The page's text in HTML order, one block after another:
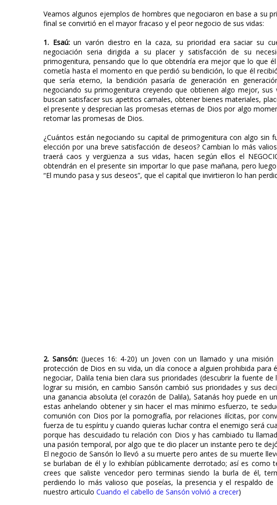
Veamos algunos ejemplos de hombres que negociaron en base a su
final se convirtió en el mayor fracaso y el peor negocio de sus vidas:
1. Esaú:un varón diestro en la caza, su prioridad era saciar su
negociación seria dirigida a su placer y satisfacción de su
primogenitura, pensando que lo que obtendría era mejor que lo que
cometía hasta el momento en que perdió su bendición, lo que él
que sería eterno, la bendición pasaría de generación en
negociando su primogenitura creyendo que obtienen algo mejor, sus
buscan satisfacer sus apetitos carnales, obtener bienes materiales,
el presente y desprecian las promesas eternas de Dios por algo
retomar las promesas de Dios.
¿Cuántos están negociando su capital de primogenitura con algo sin
elección por una breve satisfacción de deseos? Cambian lo más
traerá caos y vergüenza a sus vidas, hacen según ellos el
obtendrán en el presente sin importar lo que pase mañana, pero
“El mundo pasa y sus deseos”, que el capital que invirtieron lo han
2. Sansón:(Jueces 16: 4-20) un Joven con un llamado y una
protección de Dios en su vida, un día conoce a alguien prohibida
negociar, Dalila tenia bien clara sus prioridades (descubrir la fuente
lograr su misión, en cambio Sansón cambió sus prioridades y sus
una ganancia absoluta (el corazón de Dalila), Satanás hoy puede en
estas anhelando obtener y sin hacer el mas mínimo esfuerzo, te
comunión con Dios por la pornografía, por relaciones ilícitas, por
fuerza de tu espíritu y cuando quieras luchar contra el enemigo será
porque has descuidado tu relación con Dios y has cambiado tu
una pasión temporal, por algo que te dio placer un instante pero te
El negocio de Sansón lo llevó a su muerte pero antes de su muerte
se burlaban de él y lo exhibían públicamente derrotado; así es como
crees que saliste vencedor pero terminas siendo la burla de él,
perdiendo lo más valioso que poseías, la presencia y el respaldo
nuestro articulo Cuando el cabello de Sansón volvió a crecer)